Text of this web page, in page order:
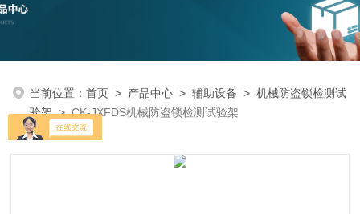
当前位置：首页 > 产品中心 >辅助设备 >机械防盗锁检测试
验架>CK-JXFDS机械防盗锁检测试验架